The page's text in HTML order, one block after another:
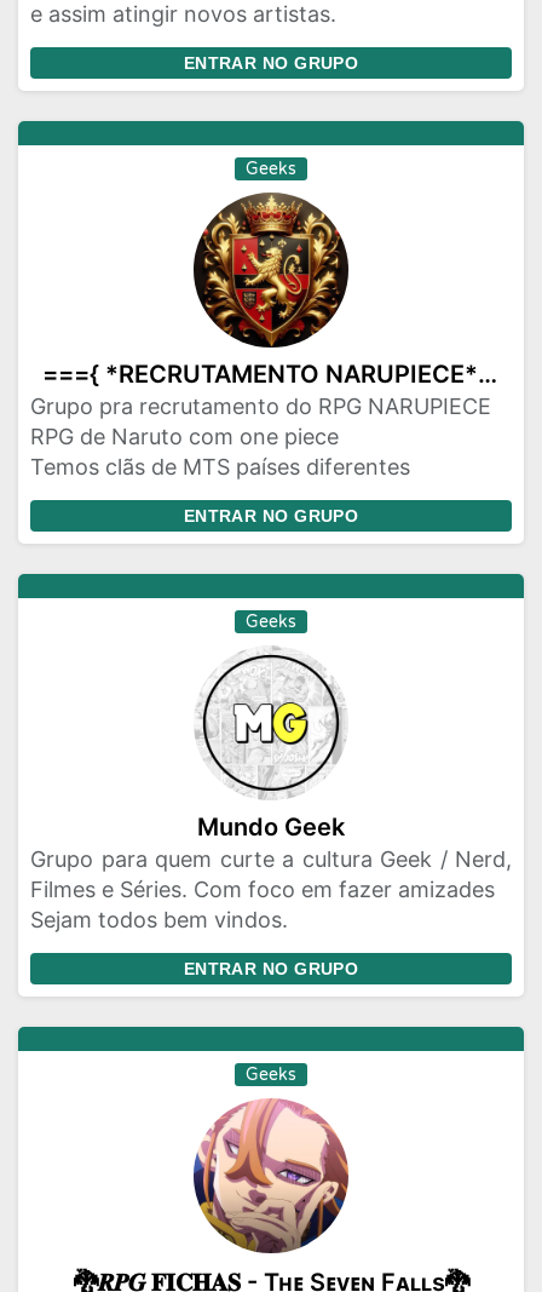
e assim atingir novos artistas.
ENTRAR NO GRUPO
Geeks
==={ *RECRUTAMENTO NARUPIECE* }===
Grupo pra recrutamento do RPG NARUPIECE
RPG de Naruto com one piece
Temos clãs de MTS países diferentes
ENTRAR NO GRUPO
Geeks
Mundo Geek
Grupo para quem curte a cultura Geek / Nerd,
Filmes e Séries. Com foco em fazer amizades
Sejam todos bem vindos.
ENTRAR NO GRUPO
Geeks
🐉𝑹𝑷𝑮 𝐅𝐈𝐂𝐇𝐀𝐒 - Tʜᴇ Sᴇᴠᴇɴ Fᴀʟʟs🐉